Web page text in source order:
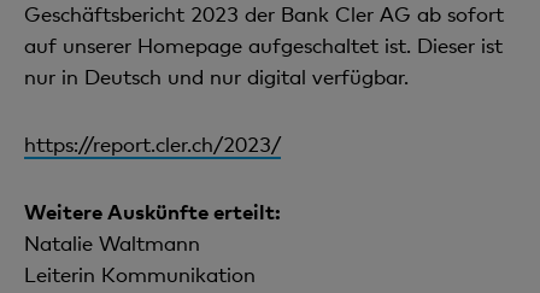
Geschäftsbericht 2023 der Bank Cler AG ab sofort
auf unserer Homepage aufgeschaltet ist. Dieser ist
nur in Deutsch und nur digital verfügbar.
https://report.cler.ch/2023/
Weitere Auskünfte erteilt:
Natalie Waltmann
Leiterin Kommunikation